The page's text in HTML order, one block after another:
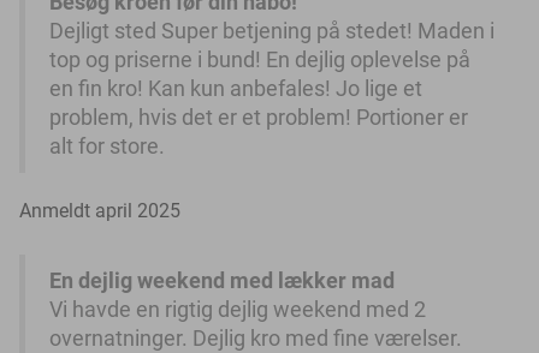
Dejligt sted Super betjening på stedet! Maden i
top og priserne i bund! En dejlig oplevelse på
en fin kro! Kan kun anbefales! Jo lige et
problem, hvis det er et problem! Portioner er
alt for store.
Anmeldt april 2025
En dejlig weekend med lækker mad
Vi havde en rigtig dejlig weekend med 2
overnatninger. Dejlig kro med fine værelser.